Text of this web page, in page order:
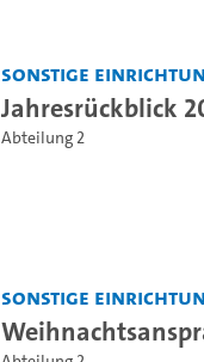
Sonstige
Jahresrückblick
Abteilung 2
Sonstige